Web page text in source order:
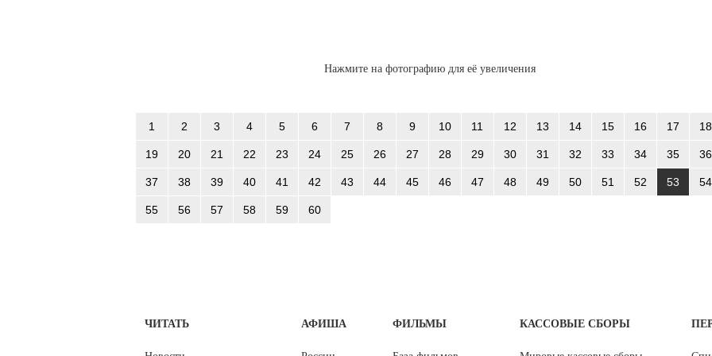
Нажмите на фотографию для её увеличения
1 2 3 4 5 6 7 8 9 10 11 12 13 14 15 16 17 18
19 20 21 22 23 24 25 26 27 28 29 30 31 32 33 34 35 36
37 38 39 40 41 42 43 44 45 46 47 48 49 50 51 52 53 54
55 56 57 58 59 60
ЧИТАТЬ АФИША ФИЛЬМЫ КАССОВЫЕ СБОРЫ